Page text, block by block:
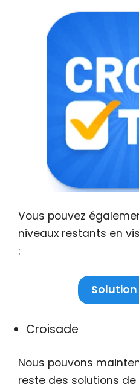
Vous pouvez
niveaux restants en
:
Croisade
Nous pouvons
reste des solutions